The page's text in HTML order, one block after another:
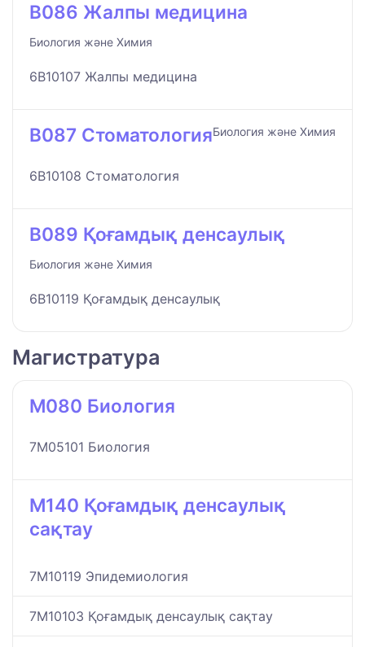
B086 Жалпы медицина
Биология және Химия
6B10107 Жалпы медицина
B087 СтоматологияБиология және Химия
6B10108 Стоматология
B089 Қоғамдық денсаулық
Биология және Химия
6B10119 Қоғамдық денсаулық
Магистратура
M080 Биология
7M05101 Биология
M140 Қоғамдық денсаулық
сақтау
7M10119 Эпидемиология
7M10103 Қоғамдық денсаулық сақтау